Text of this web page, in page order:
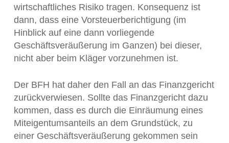
wirtschaftliches Risiko tragen. Konsequenz ist
dann, dass eine Vorsteuerberichtigung (im
Hinblick auf eine dann vorliegende
Geschäftsveräußerung im Ganzen) bei dieser,
nicht aber beim Kläger vorzunehmen ist.
Der BFH hat daher den Fall an das Finanzgericht
zurückverwiesen. Sollte das Finanzgericht dazu
kommen, dass es durch die Einräumung eines
Miteigentumsanteils an dem Grundstück, zu
einer Geschäftsveräußerung gekommen sein